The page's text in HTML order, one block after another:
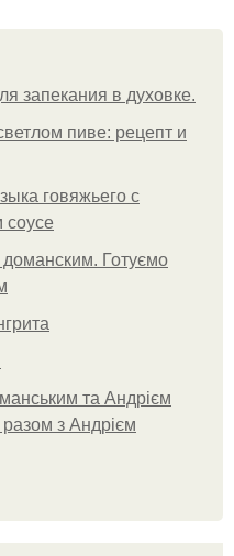
запекания в духовке.
пиве: рецепт и
говяжьего с
Готуємо
та Андрієм
з Андрієм